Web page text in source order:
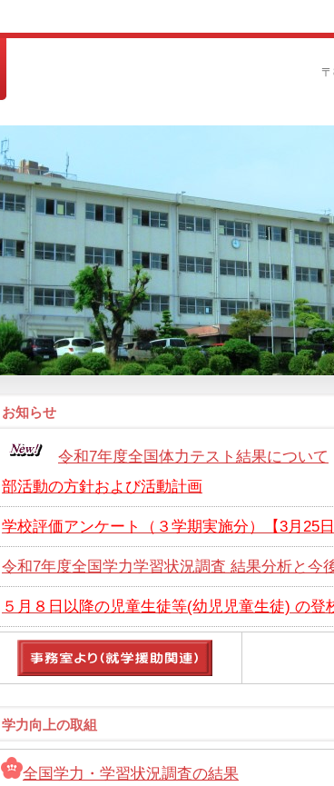
お知らせ
令和7年度全国体力テスト結果について
部活動の方針および活動計画
学校評価アンケート（３学期実施分）【3月25日
令和7年度全国学力学習状況調査 結果分析と今
５月８日以降の児童生徒等(幼児児童生徒) の登
学力向上の取組
全国学力・学習状況調査の結果